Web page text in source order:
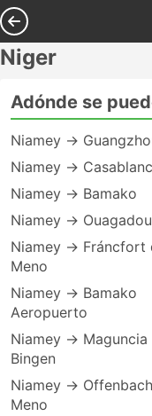
Niger
Adónde se
Niamey →
Niamey →
Niamey → Bamako
Niamey →
Niamey → Fráncfort
Meno
Niamey → Bamako
Aeropuerto
Niamey → Maguncia
Bingen
Niamey →
Meno